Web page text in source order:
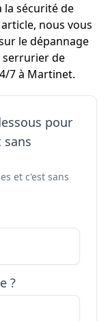
sécurité de
nous vous
le dépannage
de
7 à Martinet.
pour
et c'est sans
?